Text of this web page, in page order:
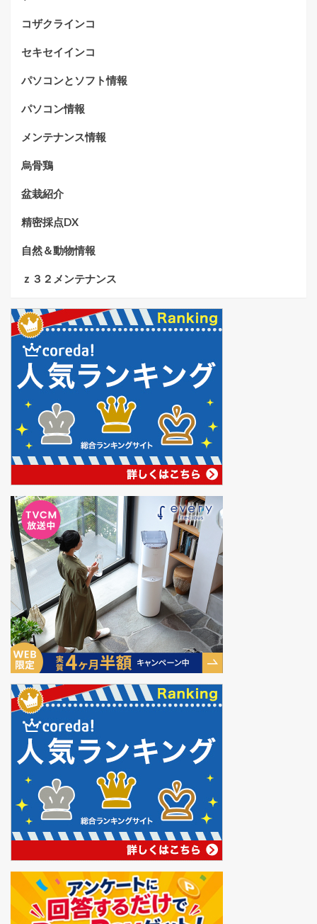
コザクラインコ
セキセイインコ
パソコンとソフト情報
パソコン情報
メンテナンス情報
烏骨鶏
盆栽紹介
精密採点DX
自然＆動物情報
ｚ３２メンテナンス